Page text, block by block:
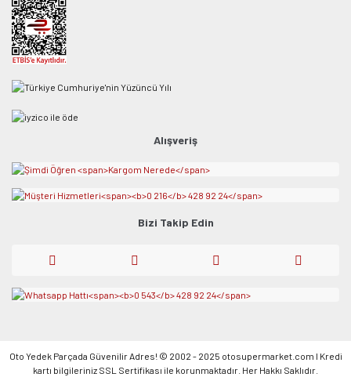
Alışveriş
Bizi Takip Edin
Oto Yedek Parçada Güvenilir Adres! © 2002 - 2025 otosupermarket.com l Kredi
kartı bilgileriniz SSL Sertifikası ile korunmaktadır. Her Hakkı Saklıdır.